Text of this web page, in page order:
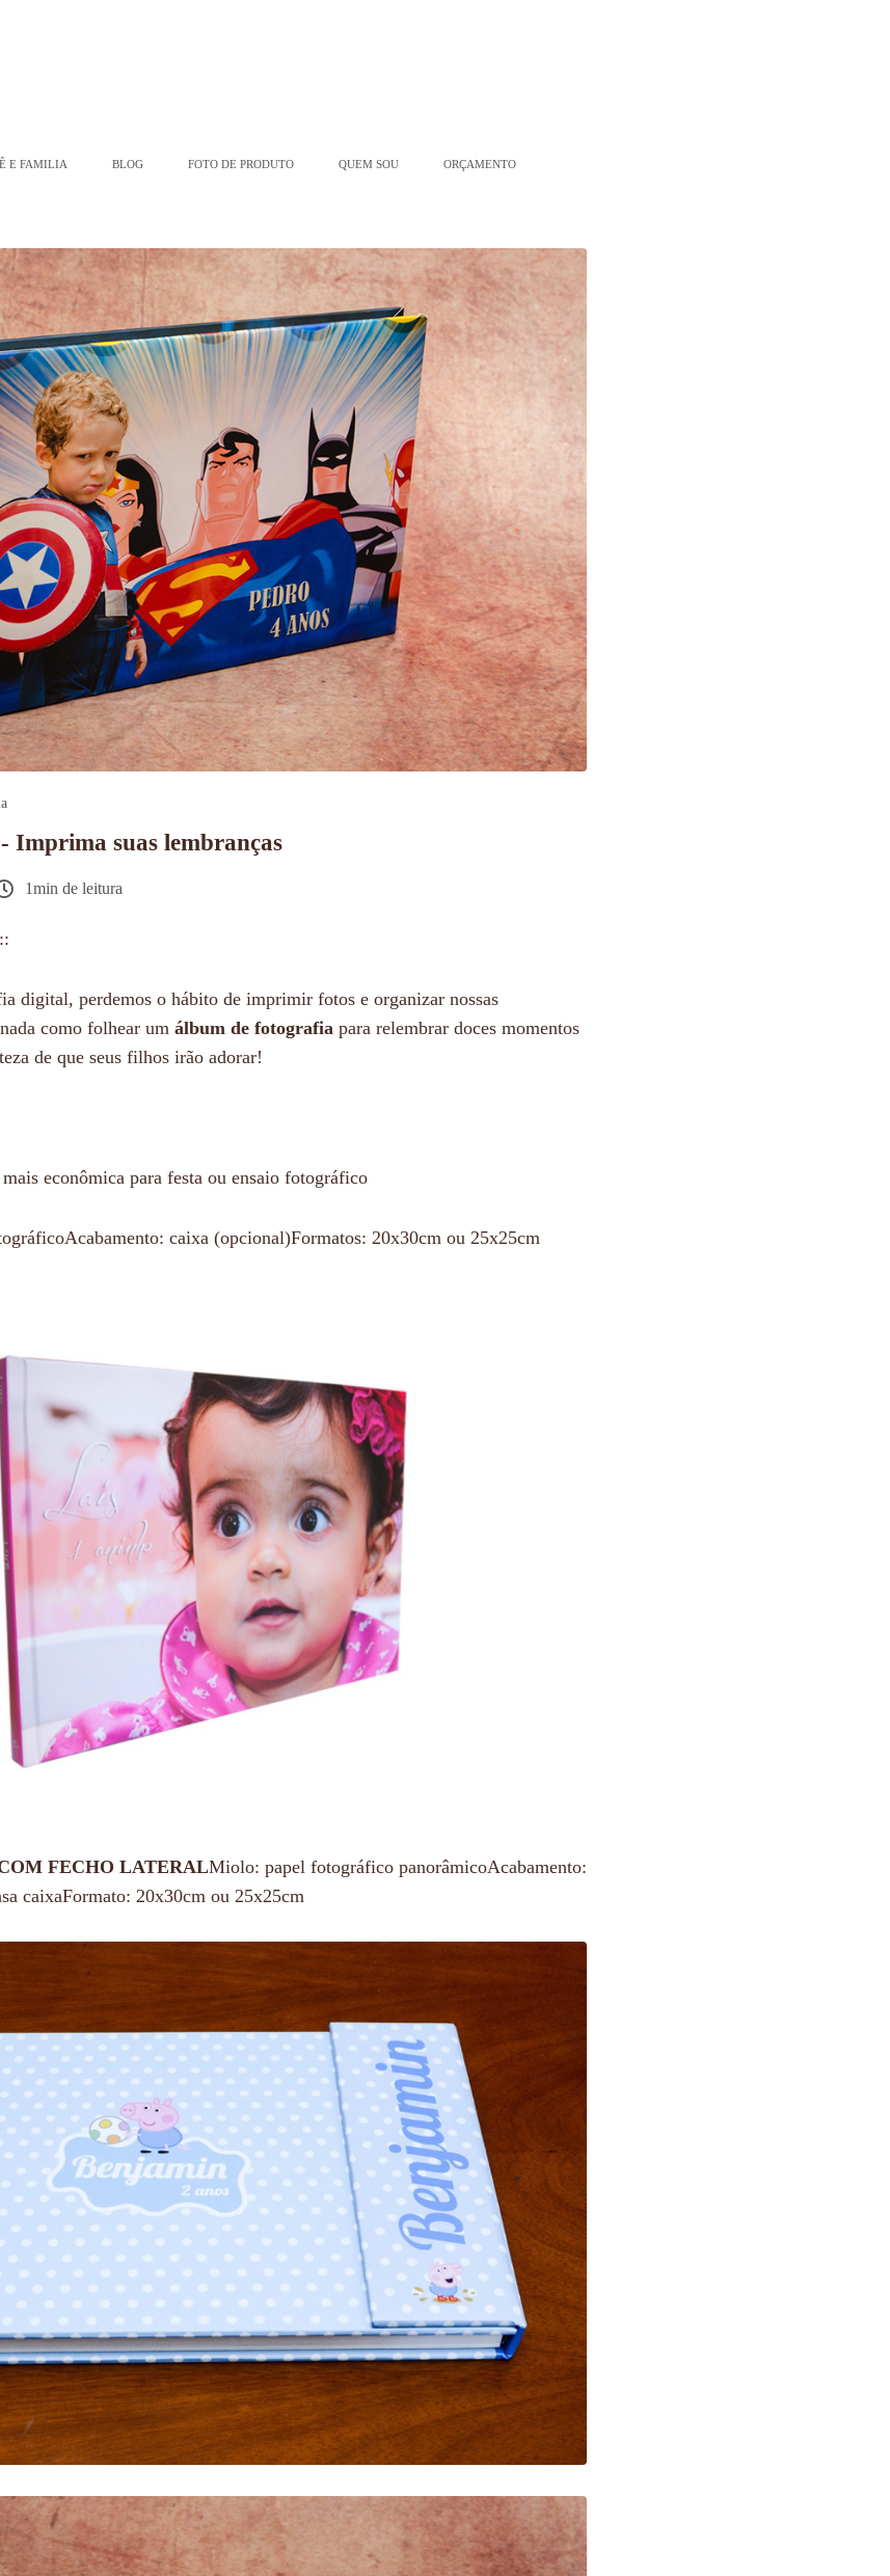
E FAMILIA BLOG FOTO DE PRODUTO QUEM SOU ORÇAMENTO
Imprima suas lembranças
1min de leitura
digital, perdemos o hábito de imprimir fotos e organizar nossas
como folhear um álbum de fotografia para relembrar doces momentos
de que seus filhos irão adorar!
econômica para festa ou ensaio fotográfico
caixa (opcional)Formatos: 20x30cm ou 25x25cm
FECHO LATERALMiolo: papel fotográfico panorâmicoAcabamento:
caixaFormato: 20x30cm ou 25x25cm